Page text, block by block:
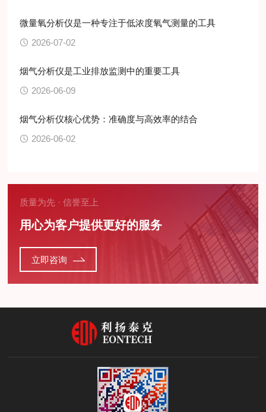
微量氧分析仪是一种专注于低浓度氧气测量的工具
2026-07-02
烟气分析仪是工业排放监测中的重要工具
2026-06-09
烟气分析仪核心优势：准确度与高效率的结合
2026-06-02
质量为先 · 信誉至上
用心为客户提供更好的服务
立即咨询